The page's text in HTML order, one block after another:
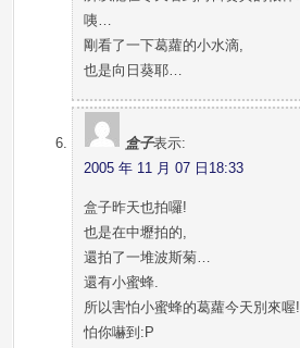
咦…
剛看了一下葛蘿的小水滴,
也是向日葵耶…
盒子表示:
2005 年 11 月 07 日18:33
盒子昨天也拍囉!
也是在中壢拍的,
還拍了一堆波斯菊…
還有小蜜蜂.
所以害怕小蜜蜂的葛蘿今天別來喔!
怕你嚇到:P